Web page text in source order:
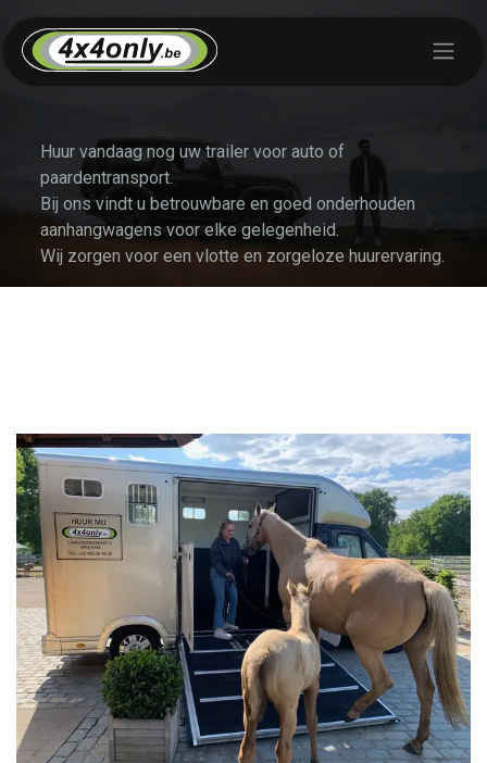
Huur vandaag nog uw trailer voor auto of
paardentransport.
Bij ons vindt u betrouwbare en goed onderhouden
aanhangwagens voor elke gelegenheid.
Wij zorgen voor een vlotte en zorgeloze huurervaring.